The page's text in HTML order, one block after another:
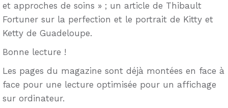
et approches de soins » ; un article de Thibault
Fortuner sur la perfection et le portrait de Kitty et
Ketty de Guadeloupe.
Bonne lecture !
Les pages du magazine sont déjà montées en face à
face pour une lecture optimisée pour un affichage
sur ordinateur.